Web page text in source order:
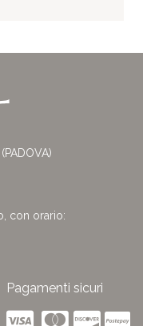
con orario:
Pagamenti sicuri